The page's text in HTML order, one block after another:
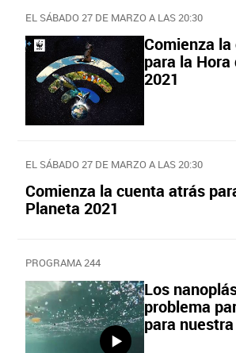
EL SÁBADO 27 DE MARZO A LAS 20:30
Comienza
para la
2021
EL SÁBADO 27 DE MARZO A LAS 20:30
Comienza la cuenta atrás
Planeta 2021
PROGRAMA 244
Los
problema
para